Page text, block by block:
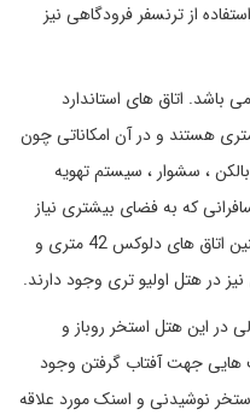
از ترنسفر فرودگاهی نیز
در مجموع دارای 107 اتاق می باشد. اتاق های استاندارد
هتل اولیو تری قبرس شمالی 17 متری هستند و در آن امکاناتی چون
، سشوار ، سیستم تهویه
که به فضای بیشتری نیاز
دارند اتاق های استاندارد 35 متری و همچنین اتاق های دلوکس 42 متری و
در این هتل استخر روباز و
هایی جهت آفتاب گرفتن وجود
استخر نوشیدنی و اسنک مورد علاقه